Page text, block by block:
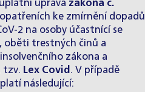
úprava zákona č.
ke zmírnění dopadů
2 na osoby účastnící se
oběti trestných činů a
zákona a
tzv. Lex Covid . V případě
následující: